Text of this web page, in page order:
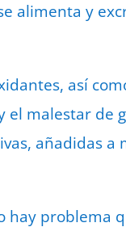
alimenta y
así
el malestar de
añadidas a
problema